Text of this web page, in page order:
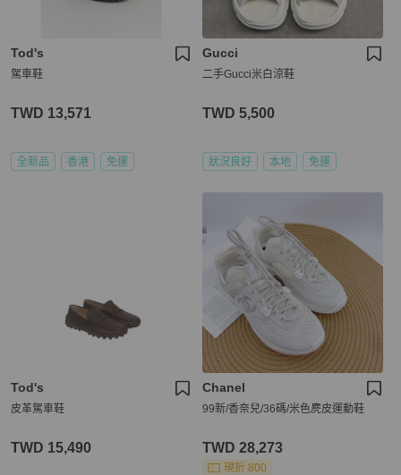
Tod's
駕車鞋
TWD 13,571
全新品 香港 免運
Gucci
二手Gucci米白涼鞋
TWD 5,500
狀況良好 本地 免運
Tod's
皮革駕車鞋
TWD 15,490
Chanel
99新/香奈兒/36碼/米色麂皮運動鞋
TWD 28,273
現折 800